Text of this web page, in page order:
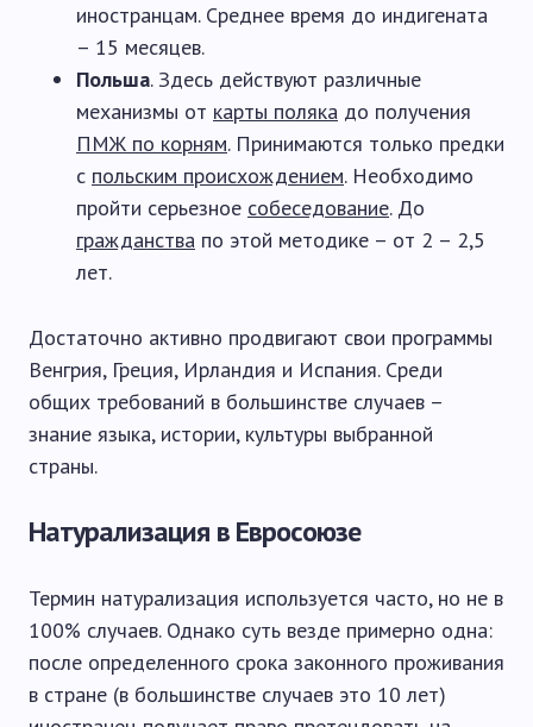
иностранцам. Среднее время до индигената
– 15 месяцев.
Польша. Здесь действуют различные
механизмы от карты поляка до получения
ПМЖ по корням. Принимаются только предки
с польским происхождением. Необходимо
пройти серьезное собеседование. До
гражданства по этой методике – от 2 – 2,5
лет.
Достаточно активно продвигают свои программы
Венгрия, Греция, Ирландия и Испания. Среди
общих требований в большинстве случаев –
знание языка, истории, культуры выбранной
страны.
Натурализация в Евросоюзе
Термин натурализация используется часто, но не в
100% случаев. Однако суть везде примерно одна:
после определенного срока законного проживания
в стране (в большинстве случаев это 10 лет)